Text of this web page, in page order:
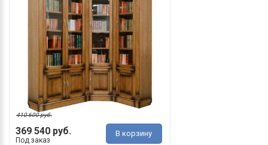
369 540 руб.
410 600 руб.
Под заказ
В корзину